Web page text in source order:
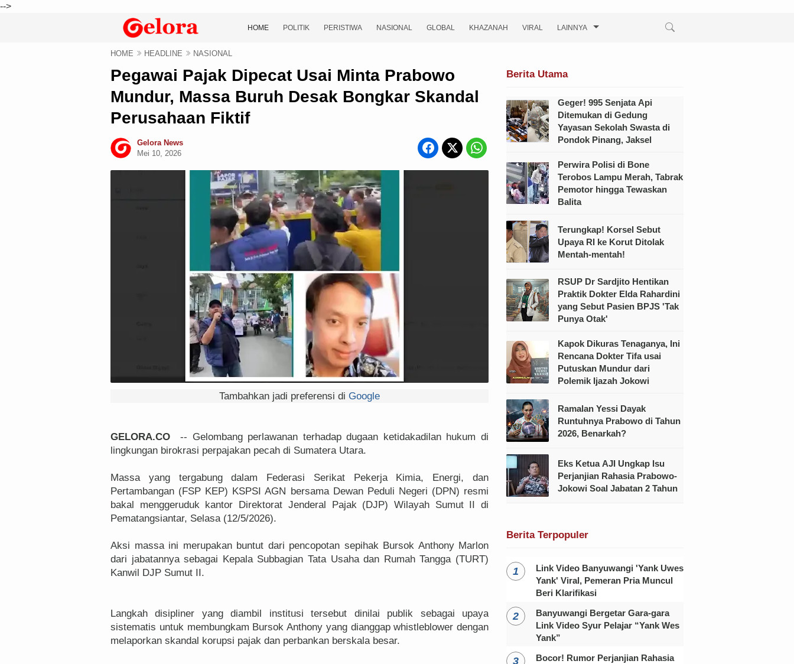
-->
HOME POLITIK PERISTIWA NASIONAL GLOBAL KHAZANAH VIRAL LAINNYA
HOME HEADLINE NASIONAL
Pegawai Pajak Dipecat Usai Minta Prabowo
Mundur, Massa Buruh Desak Bongkar Skandal
Perusahaan Fiktif
Gelora News
Mei 10, 2026
Tambahkan jadi preferensi di Google
GELORA.CO -- Gelombang perlawanan terhadap dugaan ketidakadilan hukum di
lingkungan birokrasi perpajakan pecah di Sumatera Utara.
Massa yang tergabung dalam Federasi Serikat Pekerja Kimia, Energi, dan
Pertambangan (FSP KEP) KSPSI AGN bersama Dewan Peduli Negeri (DPN) resmi
bakal menggeruduk kantor Direktorat Jenderal Pajak (DJP) Wilayah Sumut II di
Pematangsiantar, Selasa (12/5/2026).
Aksi massa ini merupakan buntut dari pencopotan sepihak Bursok Anthony Marlon
dari jabatannya sebagai Kepala Subbagian Tata Usaha dan Rumah Tangga (TURT)
Kanwil DJP Sumut II.
Langkah disipliner yang diambil institusi tersebut dinilai publik sebagai upaya
sistematis untuk membungkam Bursok Anthony yang dianggap whistleblower dengan
melaporkan skandal korupsi pajak dan perbankan berskala besar.
Berita Utama
Geger! 995 Senjata Api
Ditemukan di Gedung
Yayasan Sekolah Swasta di
Pondok Pinang, Jaksel
Perwira Polisi di Bone
Terobos Lampu Merah, Tabrak
Pemotor hingga Tewaskan
Balita
Terungkap! Korsel Sebut
Upaya RI ke Korut Ditolak
Mentah-mentah!
RSUP Dr Sardjito Hentikan
Praktik Dokter Elda Rahardini
yang Sebut Pasien BPJS 'Tak
Punya Otak'
Kapok Dikuras Tenaganya, Ini
Rencana Dokter Tifa usai
Putuskan Mundur dari
Polemik Ijazah Jokowi
Ramalan Yessi Dayak
Runtuhnya Prabowo di Tahun
2026, Benarkah?
Eks Ketua AJI Ungkap Isu
Perjanjian Rahasia Prabowo-
Jokowi Soal Jabatan 2 Tahun
Berita Terpopuler
Link Video Banyuwangi 'Yank Uwes
Yank' Viral, Pemeran Pria Muncul
Beri Klarifikasi
Banyuwangi Bergetar Gara-gara
Link Video Syur Pelajar “Yank Wes
Yank”
Bocor! Rumor Perjanjian Rahasia